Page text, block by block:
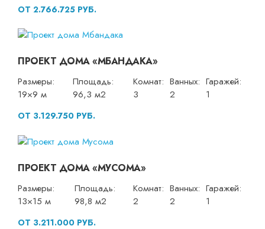
ОТ 2.766.725 РУБ.
ПРОЕКТ ДОМА «МБАНДАКА»
Размеры:
19×9 м
Площадь:
96,3 м2
Комнат:
3
Ванных:
2
Гаражей:
1
ОТ 3.129.750 РУБ.
ПРОЕКТ ДОМА «МУСОМА»
Размеры:
13×15 м
Площадь:
98,8 м2
Комнат:
2
Ванных:
2
Гаражей:
1
ОТ 3.211.000 РУБ.